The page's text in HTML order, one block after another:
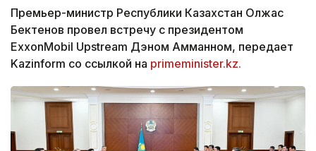
Премьер-министр Республики Казахстан Олжас
Бектенов провел встречу с президентом
ExxonMobil Upstream Дэном Амманном, передает
Kazinform со ссылкой на primeminister.kz.